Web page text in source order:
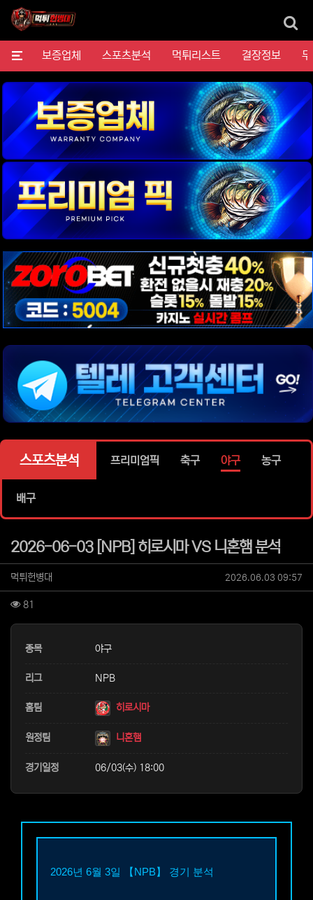
보증업체 스포츠분석 먹튀리스트 결장정보
위젯설정에서 이미지 등록
위젯설정에서 이미지 등록
위젯설정에서 이미지 등록
위젯설정에서 이미지 등록
스포츠분석 프리미엄픽 축구 야구 농구
배구
2026-06-03 [NPB] 히로시마 VS 니혼햄 분석
작성자 정보
먹튀헌병대 작성일
2026.06.03 09:57
컨텐츠 정보
81
본문
종목 야구
리그 NPB
홈팀 히로시마
원정팀 니혼햄
경기일정 06/03(수) 18:00
2026년 6월 3일 【NPB】 경기 분석